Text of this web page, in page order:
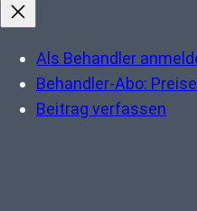
Als Behandler
Behandler-Abo: Preise
Beitrag verfassen